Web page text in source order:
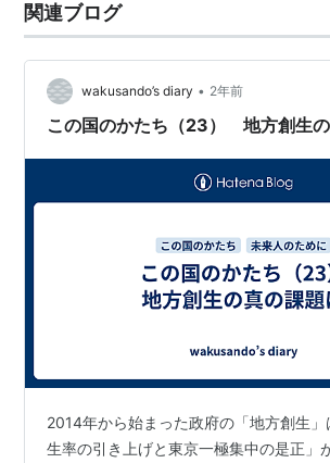
関連ブログ
wakusando’s diary • 2年前
この国のかたち（23） 地方創生
2014年から始まった政府の「地方創生」
生率の引き上げと東京一極集中の是正」